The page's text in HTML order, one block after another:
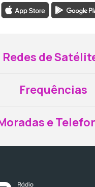
Redes de
Frequências
e